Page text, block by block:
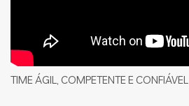
TIME ÁGIL, COMPETENTE E CONFIÁVEL